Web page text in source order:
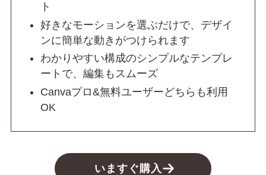
ト
好きなモーションを選ぶだけで、デザイ
ンに簡単な動きがつけられます
わかりやすい構成のシンプルなテンプレ
ートで、編集もスムーズ
Canvaプロ&無料ユーザーどちらも利用
OK
いますぐ購入